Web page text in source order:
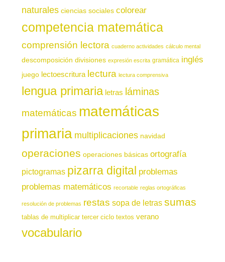
naturales ciencias sociales colorear
competencia matemática
comprensión lectora cuaderno actividades cálculo mental
descomposición divisiones expresión escrita gramática inglés
juego lectoescritura lectura lectura comprensiva
lengua primaria letras láminas
matemáticas matemáticas
primaria multiplicaciones navidad
operaciones operaciones básicas ortografía
pictogramas pizarra digital problemas
problemas matemáticos recortable reglas ortográficas
resolución de problemas restas sopa de letras sumas
tablas de multiplicar tercer ciclo textos verano
vocabulario